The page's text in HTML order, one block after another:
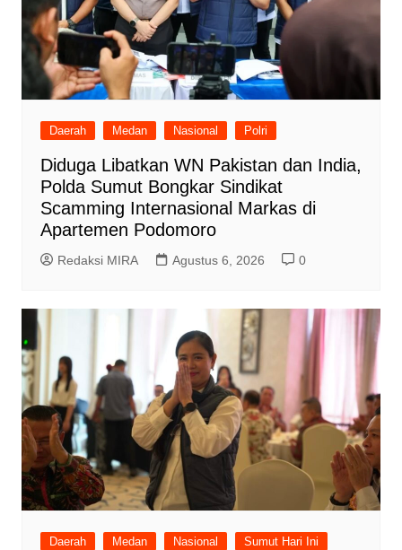
Daerah Medan Nasional Polri
Diduga Libatkan WN Pakistan dan India,
Polda Sumut Bongkar Sindikat
Scamming Internasional Markas di
Apartemen Podomoro
Redaksi MIRA Agustus 6, 2026 0
Daerah Medan Nasional Sumut Hari Ini